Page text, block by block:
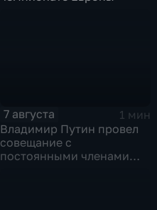
7 августа
1 мин
Владимир Путин провел
совещание с
постоянными членами